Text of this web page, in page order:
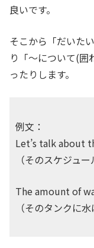
良いです。
そこから「だいた
り「〜について(
ったりします。
例文：
Let’s talk about
（そのスケジュ
The amount of
（そのタンクに